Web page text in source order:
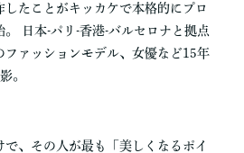
たことがキッカケで本格的にプロ
日本-パリ-香港-バルセロナと拠点
ファッションモデル、女優など15年
。
、その人が最も「美しくなるポイ